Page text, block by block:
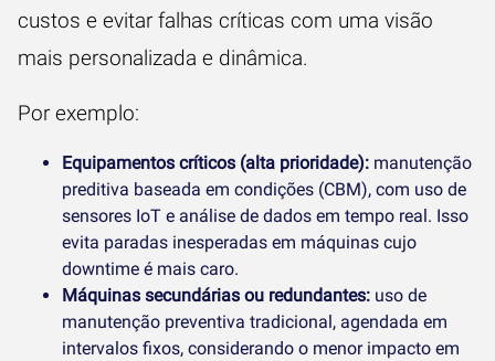
custos e evitar falhas críticas com uma visão
mais personalizada e dinâmica.
Por exemplo:
Equipamentos críticos (alta prioridade): manutenção
preditiva baseada em condições (CBM), com uso de
sensores IoT e análise de dados em tempo real. Isso
evita paradas inesperadas em máquinas cujo
downtime é mais caro.
Máquinas secundárias ou redundantes: uso de
manutenção preventiva tradicional, agendada em
intervalos fixos, considerando o menor impacto em